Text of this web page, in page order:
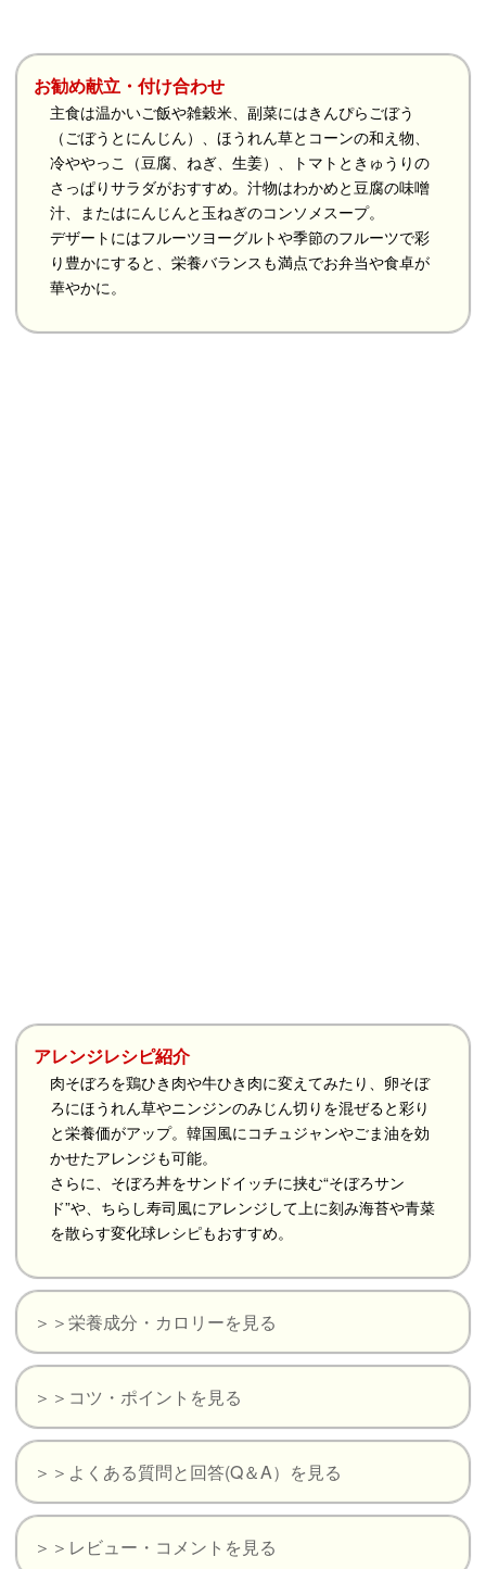
お勧め献立・付け合わせ
主食は温かいご飯や雑穀米、副菜にはきんぴらごぼう
（ごぼうとにんじん）、ほうれん草とコーンの和え物、
冷ややっこ（豆腐、ねぎ、生姜）、トマトときゅうりの
さっぱりサラダがおすすめ。汁物はわかめと豆腐の味噌
汁、またはにんじんと玉ねぎのコンソメスープ。
デザートにはフルーツヨーグルトや季節のフルーツで彩
り豊かにすると、栄養バランスも満点でお弁当や食卓が
華やかに。
アレンジレシピ紹介
肉そぼろを鶏ひき肉や牛ひき肉に変えてみたり、卵そぼ
ろにほうれん草やニンジンのみじん切りを混ぜると彩り
と栄養価がアップ。韓国風にコチュジャンやごま油を効
かせたアレンジも可能。
さらに、そぼろ丼をサンドイッチに挟む“そぼろサン
ド”や、ちらし寿司風にアレンジして上に刻み海苔や青菜
を散らす変化球レシピもおすすめ。
＞＞栄養成分・カロリーを見る
＞＞コツ・ポイントを見る
＞＞よくある質問と回答(Q＆A）を見る
＞＞レビュー・コメントを見る